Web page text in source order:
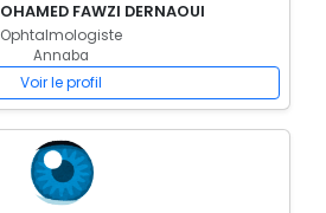
FAWZI DERNAOUI
Ophtalmologiste
Annaba
Voir le profil